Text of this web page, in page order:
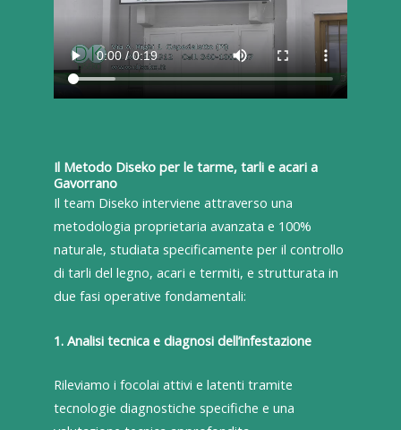
Il Metodo Diseko per le tarme, tarli e acari a
Gavorrano
Il team Diseko interviene attraverso una
metodologia proprietaria avanzata e 100%
naturale, studiata specificamente per il controllo
di tarli del legno, acari e termiti, e strutturata in
due fasi operative fondamentali:
1. Analisi tecnica e diagnosi dell’infestazione
Rileviamo i focolai attivi e latenti tramite
tecnologie diagnostiche specifiche e una